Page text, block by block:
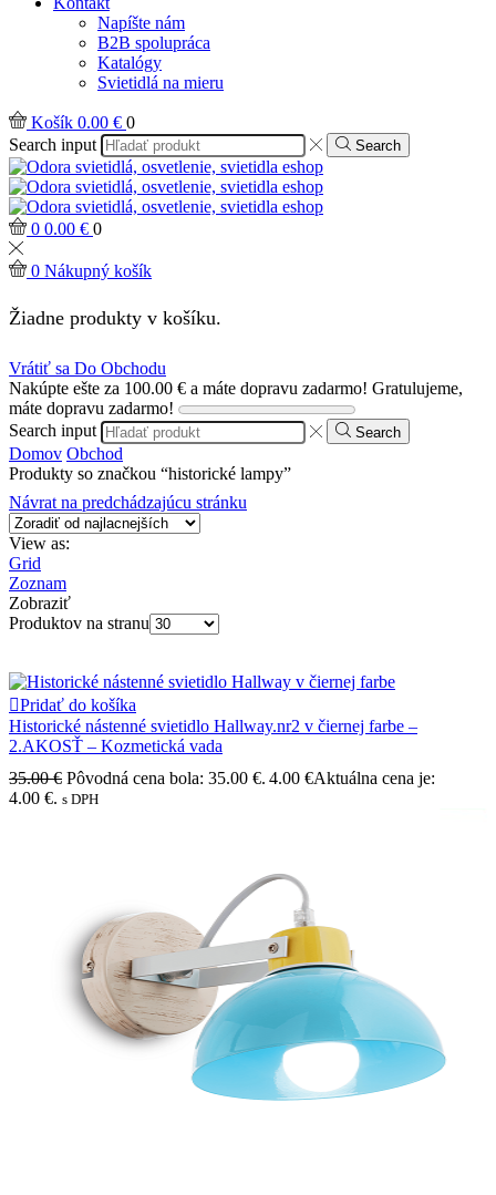
Napíšte nám
B2B spolupráca
Katalógy
Svietidlá na mieru
Košík 0.00 € 0
Search input
Search
0 0.00 € 0
0 Nákupný košík
Žiadne produkty v košíku.
Vrátiť sa Do Obchodu
Nakúpte ešte za 100.00 € a máte dopravu zadarmo! Gratulujeme,
máte dopravu zadarmo!
Search input
Search
Domov Obchod
Produkty so značkou “historické lampy”
Návrat na predchádzajúcu stránku
View as:
Grid
Zoznam
Zobraziť
Produktov na stranu
Pridať do košíka
Historické nástenné svietidlo Hallway.nr2 v čiernej farbe –
2.AKOSŤ – Kozmetická vada
35.00€ Pôvodná cena bola: 35.00 €. 4.00 €Aktuálna cena je:
4.00 €. s DPH